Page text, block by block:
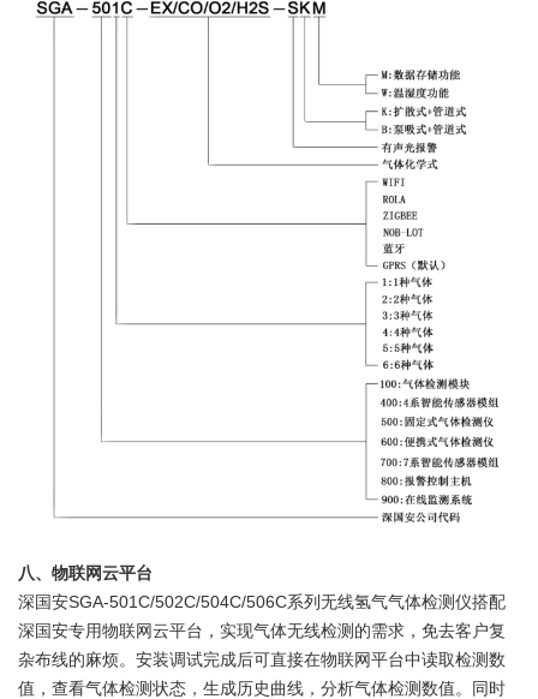
八、物联网云平台
深国安SGA-501C/502C/504C/506C系列无线氢气气体检测仪搭配
深国安专用物联网云平台，实现气体无线检测的需求，免去客户复
杂布线的麻烦。安装调试完成后可直接在物联网平台中读取检测数
值，查看气体检测状态，生成历史曲线，分析气体检测数值。同时